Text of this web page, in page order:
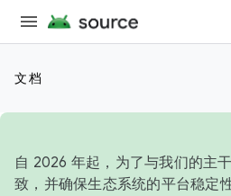
文档
自 2026 年起，为了与我们的主
致，并确保生态系统的平台稳定